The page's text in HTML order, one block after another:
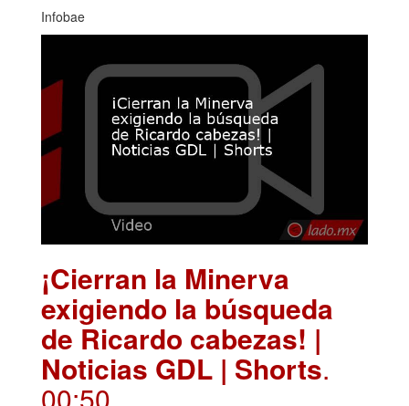
Infobae
¡Cierran la Minerva
exigiendo la búsqueda
de Ricardo cabezas! |
Noticias GDL | Shorts.